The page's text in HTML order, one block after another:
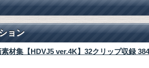
ョン
材集【HDVJ5 ver.4K】32クリップ収録 384